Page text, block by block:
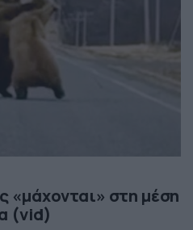
«μάχονται» στη μέση
(vid)